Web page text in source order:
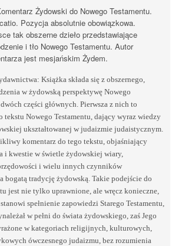
Żydowski do Nowego Testamentu.
Pozycja absolutnie obowiązkowa.
tak obszerne dzieło przedstawiające
i tło Nowego Testamentu. Autor
jest mesjańskim Żydem.
Książka składa się z obszernego,
w żydowską perspektywę Nowego
części głównych. Pierwsza z nich to
tekstu Nowego Testamentu, dający wyraz wiedzy
ukształtowanej w judaizmie judaistycznym.
komentarz do tego tekstu, objaśniający
i kwestie w świetle żydowskiej wiary,
i wielu innych czynników
bogatą tradycję żydowską. Takie podejście do
jest nie tylko uprawnione, ale wręcz konieczne,
spełnienie zapowiedzi Starego Testamentu,
w pełni do świata żydowskiego, zaś Jego
w kategoriach religijnych, kulturowych,
ówczesnego judaizmu, bez rozumienia